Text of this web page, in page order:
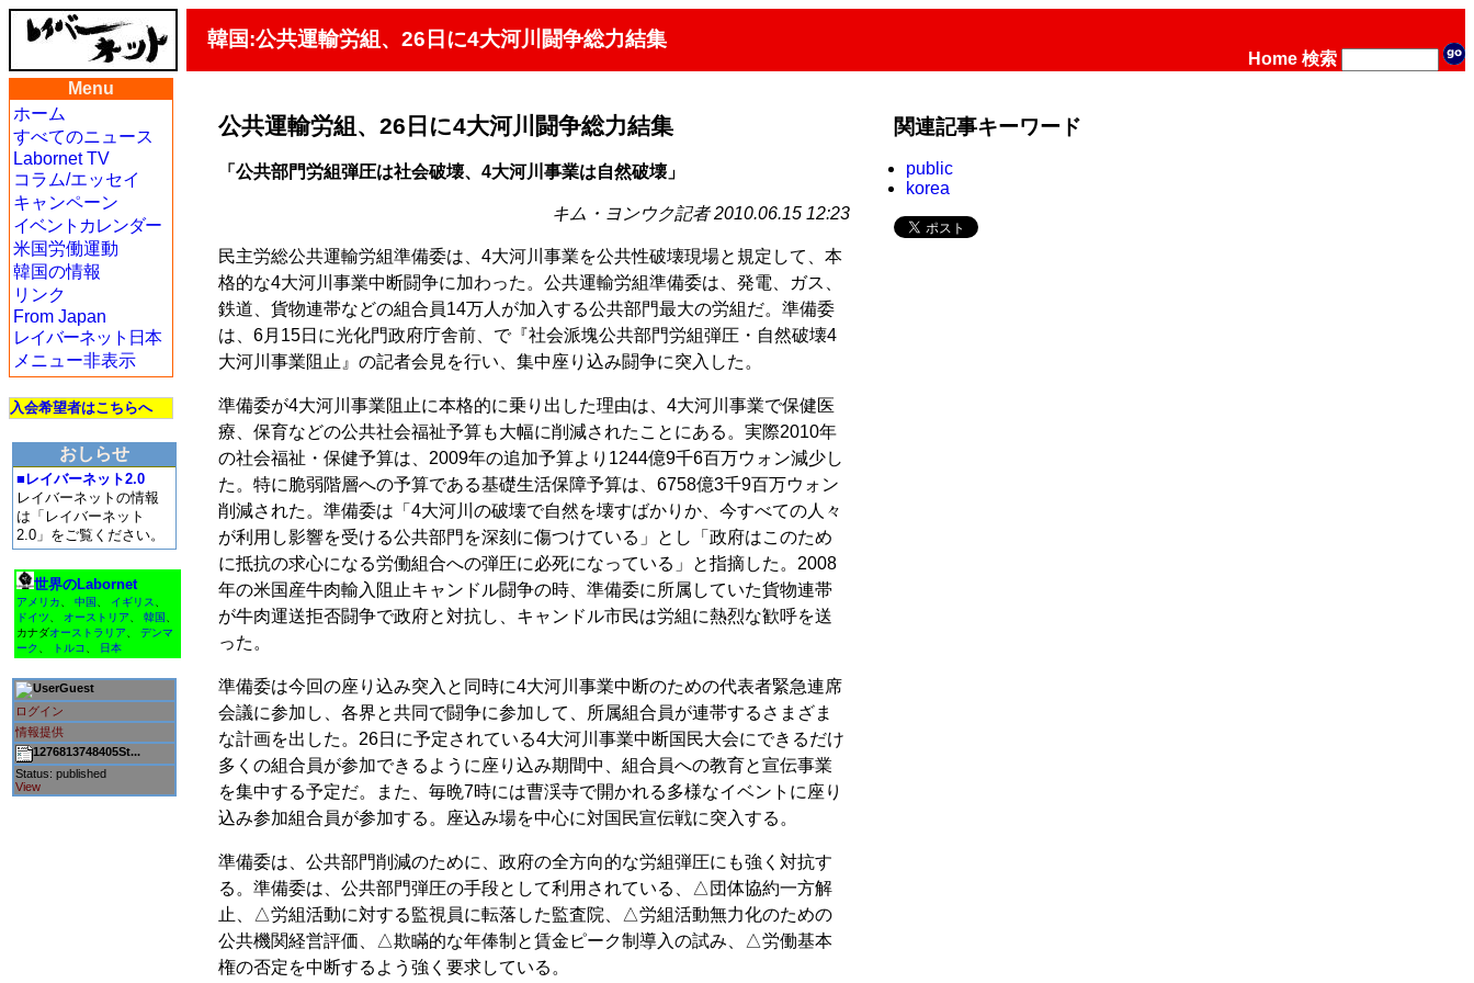
韓国:公共運輸労組、26日に4大河川闘争総力結集
Home 検索
Menu
ホーム
すべてのニュース
Labornet TV
コラム/エッセイ
キャンペーン
イベントカレンダー
米国労働運動
韓国の情報
リンク
From Japan
レイバーネット日本
メニュー非表示
入会希望者はこちらへ
おしらせ
■レイバーネット2.0
レイバーネットの情報
は「レイバーネット
2.0」をご覧ください。
世界のLabornet
アメリカ 中国 イギリス
ドイツ
オーストリア 韓国
カナダオーストラリア
デンマ
ーク
トルコ 日本
Guest
ログイン
情報提供
1276813748405St...
Status: published
View
公共運輸労組、26日に4大河川闘争総力結集
「公共部門労組弾圧は社会破壊、4大河川事業は自然破壊」
キム・ヨンウク記者 2010.06.15 12:23
民主労総公共運輸労組準備委は、4大河川事業を公共性破壊現場と規定して、本
格的な4大河川事業中断闘争に加わった。公共運輸労組準備委は、発電、ガス、
鉄道、貨物連帯などの組合員14万人が加入する公共部門最大の労組だ。準備委
は、6月15日に光化門政府庁舎前、で『社会派塊公共部門労組弾圧・自然破壊4
大河川事業阻止』の記者会見を行い、集中座り込み闘争に突入した。
準備委が4大河川事業阻止に本格的に乗り出した理由は、4大河川事業で保健医
療、保育などの公共社会福祉予算も大幅に削減されたことにある。実際2010年
の社会福祉・保健予算は、2009年の追加予算より1244億9千6百万ウォン減少し
た。特に脆弱階層への予算である基礎生活保障予算は、6758億3千9百万ウォン
削減された。準備委は「4大河川の破壊で自然を壊すばかりか、今すべての人々
が利用し影響を受ける公共部門を深刻に傷つけている」とし「政府はこのため
に抵抗の求心になる労働組合への弾圧に必死になっている」と指摘した。2008
年の米国産牛肉輸入阻止キャンドル闘争の時、準備委に所属していた貨物連帯
が牛肉運送拒否闘争で政府と対抗し、キャンドル市民は労組に熱烈な歓呼を送
った。
準備委は今回の座り込み突入と同時に4大河川事業中断のための代表者緊急連席
会議に参加し、各界と共同で闘争に参加して、所属組合員が連帯するさまざま
な計画を出した。26日に予定されている4大河川事業中断国民大会にできるだけ
多くの組合員が参加できるように座り込み期間中、組合員への教育と宣伝事業
を集中する予定だ。また、毎晩7時には曹渓寺で開かれる多様なイベントに座り
込み参加組合員が参加する。座込み場を中心に対国民宣伝戦に突入する。
準備委は、公共部門削減のために、政府の全方向的な労組弾圧にも強く対抗す
る。準備委は、公共部門弾圧の手段として利用されている、△団体協約一方解
止、△労組活動に対する監視員に転落した監査院、△労組活動無力化のための
公共機関経営評価、△欺瞞的な年俸制と賃金ピーク制導入の試み、△労働基本
権の否定を中断するよう強く要求している。
関連記事キーワード
public
korea